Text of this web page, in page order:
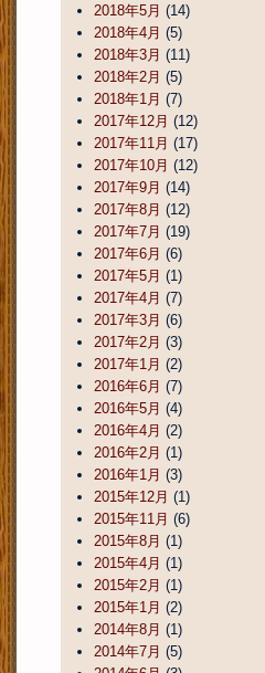
2018年5月 (14)
2018年4月 (5)
2018年3月 (11)
2018年2月 (5)
2018年1月 (7)
2017年12月 (12)
2017年11月 (17)
2017年10月 (12)
2017年9月 (14)
2017年8月 (12)
2017年7月 (19)
2017年6月 (6)
2017年5月 (1)
2017年4月 (7)
2017年3月 (6)
2017年2月 (3)
2017年1月 (2)
2016年6月 (7)
2016年5月 (4)
2016年4月 (2)
2016年2月 (1)
2016年1月 (3)
2015年12月 (1)
2015年11月 (6)
2015年8月 (1)
2015年4月 (1)
2015年2月 (1)
2015年1月 (2)
2014年8月 (1)
2014年7月 (5)